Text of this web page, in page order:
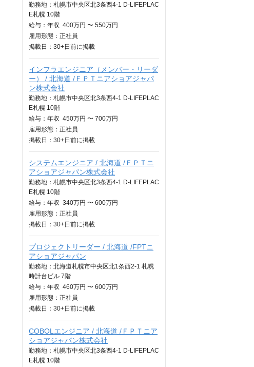
勤務地：札幌市中央区北3条西4-1 D-LIFEPLAC
E札幌 10階
給与： 年収 400万円 〜 550万円
雇用形態：正社員
掲載日： 30+日 前に掲載
インフラエンジニア（メンバー・リーダ
ー） / 北海道 /ＦＰＴニアショアジャパ
ン株式会社
勤務地：札幌市中央区北3条西4-1 D-LIFEPLAC
E札幌 10階
給与： 年収 450万円 〜 700万円
雇用形態：正社員
掲載日： 30+日 前に掲載
システムエンジニア / 北海道 /ＦＰＴニ
アショアジャパン株式会社
勤務地：札幌市中央区北3条西4-1 D-LIFEPLAC
E札幌 10階
給与： 年収 340万円 〜 600万円
雇用形態：正社員
掲載日： 30+日 前に掲載
プロジェクトリーダー / 北海道 /FPTニ
アショアジャパン
勤務地：北海道札幌市中央区北1条西2-1 札幌
時計台ビル 7階
給与： 年収 460万円 〜 600万円
雇用形態：正社員
掲載日： 30+日 前に掲載
COBOLエンジニア / 北海道 /ＦＰＴニア
ショアジャパン株式会社
勤務地：札幌市中央区北3条西4-1 D-LIFEPLAC
E札幌 10階